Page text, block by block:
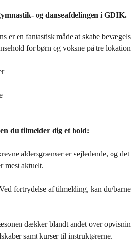
og danseafdelingen i GDIK.
er en fantastisk måde at skabe
for børn og voksne på tre
du tilmelder dig et hold:
aldersgrænser er vejledende, og
mest aktuelt.
fortrydelse af tilmelding, kan du/
dækker blandt andet over
samt kurser til instruktørerne.